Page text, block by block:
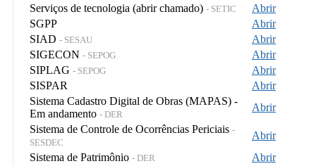
Serviços de tecnologia (abrir chamado) - SETIC
Abrir
SGPP
Abrir
SIAD - SESAU
Abrir
SIGECON - SEPOG
Abrir
SIPLAG - SEPOG
Abrir
SISPAR
Abrir
Sistema Cadastro Digital de Obras (MAPAS) -
Em andamento - DER
Abrir
Sistema de Controle de Ocorrências Periciais -
SESDEC
Abrir
Sistema de Patrimônio - DER
Abrir